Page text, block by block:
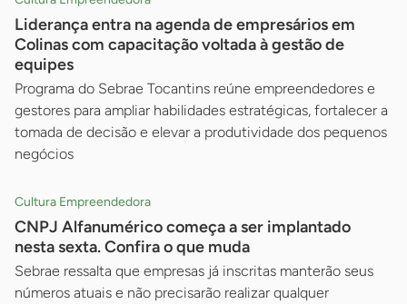
Liderança entra na agenda de empresários em
Colinas com capacitação voltada à gestão de
equipes
Programa do Sebrae Tocantins reúne empreendedores e
gestores para ampliar habilidades estratégicas, fortalecer a
tomada de decisão e elevar a produtividade dos pequenos
negócios
Cultura Empreendedora
CNPJ Alfanumérico começa a ser implantado
nesta sexta. Confira o que muda
Sebrae ressalta que empresas já inscritas manterão seus
números atuais e não precisarão realizar qualquer